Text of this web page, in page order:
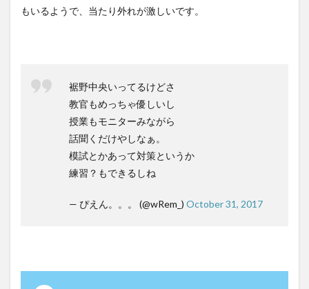
もいるようで、当たり外れが激しいです。
裾野中央いってるけどさ
教官もめっちゃ優しいし
授業もモニターみながら
話聞くだけやしなぁ。
模試とかあって対策というか
練習？もできるしね
— ぴえん。。。 (@wRem_) October 31, 2017